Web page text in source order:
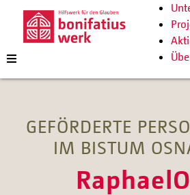
GEFÖRDERTE
IM BISTUM